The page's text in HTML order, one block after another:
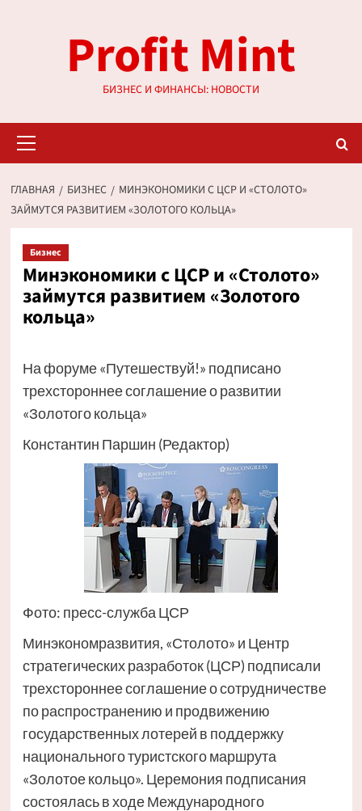
содержимомуProfit Mint
БИЗНЕС И ФИНАНСЫ: НОВОСТИ
меню
ГЛАВНАЯ БИЗНЕС
МИНЭКОНОМИКИ С ЦСР И «СТОЛОТО»
ЗАЙМУТСЯ РАЗВИТИЕМ «ЗОЛОТОГО КОЛЬЦА»
Бизнес
Минэкономики с ЦСР и «Столото»
займутся развитием «Золотого
кольца»
На форуме «Путешествуй!» подписано
трехстороннее соглашение о развитии
«Золотого кольца»
Константин Паршин (Редактор)
Фото: пресс-служба ЦСР
Минэкономразвития, «Столото» и Центр
стратегических разработок (ЦСР) подписали
трехстороннее соглашение о сотрудничестве
по распространению и продвижению
государственных лотерей в поддержку
национального туристского маршрута
«Золотое кольцо». Церемония подписания
состоялась в ходе Международного